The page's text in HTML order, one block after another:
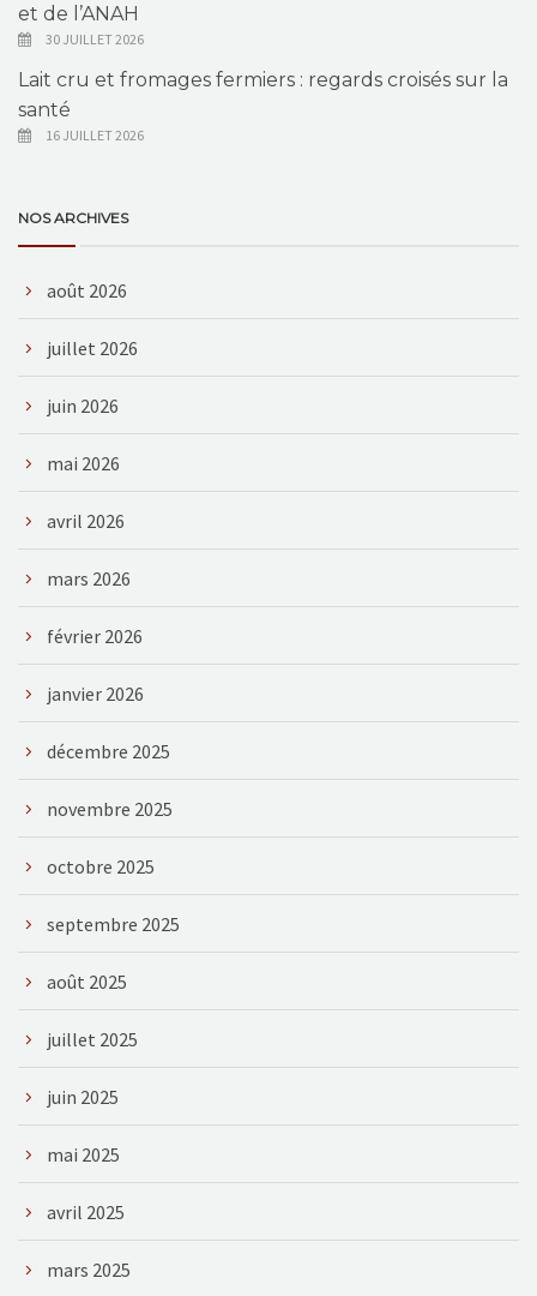
et de l’ANAH
30 JUILLET 2026
Lait cru et fromages fermiers : regards croisés sur la
santé
16 JUILLET 2026
NOS ARCHIVES
août 2026
juillet 2026
juin 2026
mai 2026
avril 2026
mars 2026
février 2026
janvier 2026
décembre 2025
novembre 2025
octobre 2025
septembre 2025
août 2025
juillet 2025
juin 2025
mai 2025
avril 2025
mars 2025